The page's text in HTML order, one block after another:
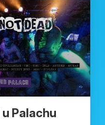
u Palachu